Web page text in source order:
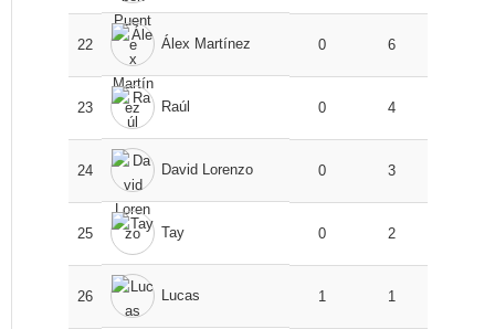
22 Álex Martínez 0 6
23 Raúl 0 4
24 David Lorenzo 0 3
25 Tay 0 2
26 Lucas 1 1